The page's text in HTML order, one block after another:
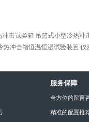
冲击试验箱 吊篮式小型冷热冲
热冲击箱恒温恒湿试验装置 仪
服务保障
全方位的留言
精准的配置推